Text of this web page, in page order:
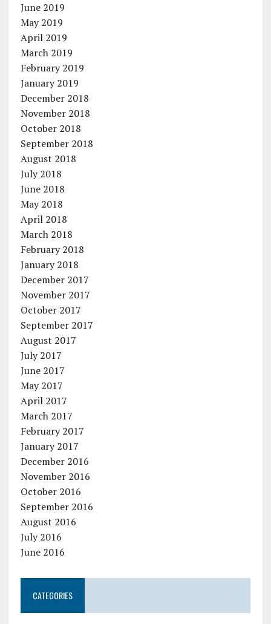
June 2019
May 2019
April 2019
March 2019
February 2019
January 2019
December 2018
November 2018
October 2018
September 2018
August 2018
July 2018
June 2018
May 2018
April 2018
March 2018
February 2018
January 2018
December 2017
November 2017
October 2017
September 2017
August 2017
July 2017
June 2017
May 2017
April 2017
March 2017
February 2017
January 2017
December 2016
November 2016
October 2016
September 2016
August 2016
July 2016
June 2016
CATEGORIES